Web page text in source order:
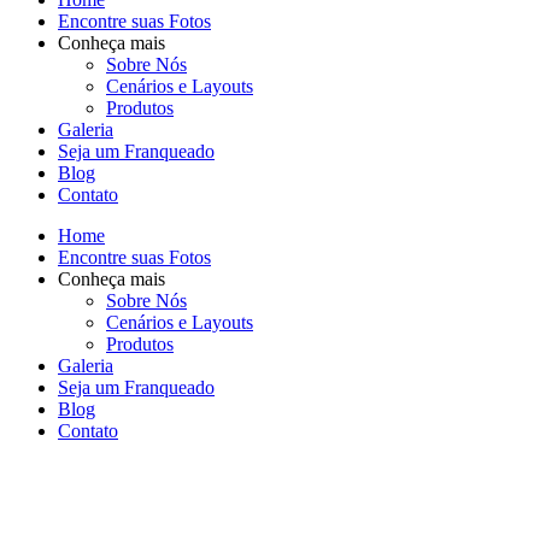
Encontre suas Fotos
Conheça mais
Sobre Nós
Cenários e Layouts
Produtos
Galeria
Seja um Franqueado
Blog
Contato
Home
Encontre suas Fotos
Conheça mais
Sobre Nós
Cenários e Layouts
Produtos
Galeria
Seja um Franqueado
Blog
Contato